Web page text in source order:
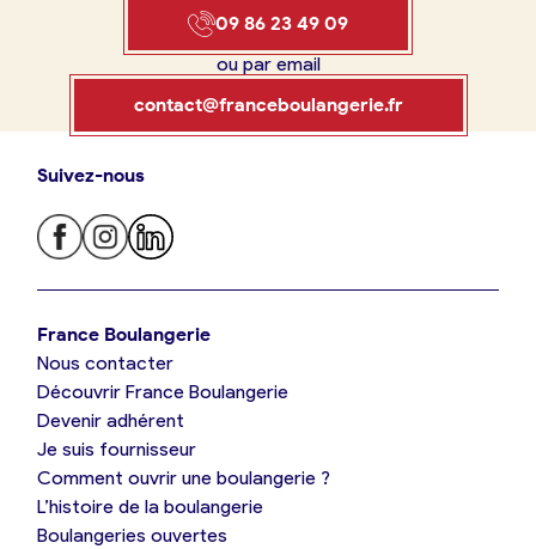
Je trouve ma boulangerie
Je suis boulanger
Je découvre France Boulangerie
Mes tarifs
Je référence
ma
09 86 23 49 09
09 86 23 49 09
ou par email
contact@franceboulangerie.fr
Suivez-nous
France Boulangerie
Nous contacter
Découvrir France Boulangerie
Devenir adhérent
Je suis fournisseur
Comment ouvrir une boulangerie ?
L’histoire de la boulangerie
Boulangeries ouvertes